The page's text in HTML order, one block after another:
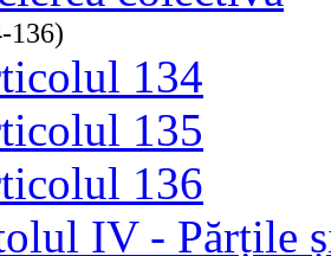
136)
134
135
136
IV - Părțile